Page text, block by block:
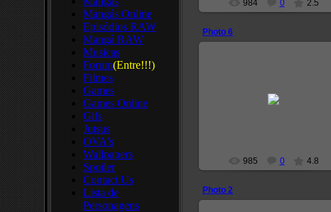
Mangás Online
Episódios RAW
Mangá RAW
Musicas
Forum(Entre!!!)
Filmes
Games
Games Online
Gifs
Jutsus
OVA's
Wallpapers
Spoiler
Contact Us
Lista de
Personagens
984 0 2.5
Photo 6
985 0 4.8
Photo 2